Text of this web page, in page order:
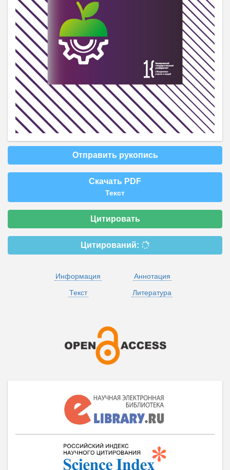
Отправить рукопись
Скачать PDF
Текст
Цитировать
Цитирований:
Информация
Аннотация
Текст
Литература